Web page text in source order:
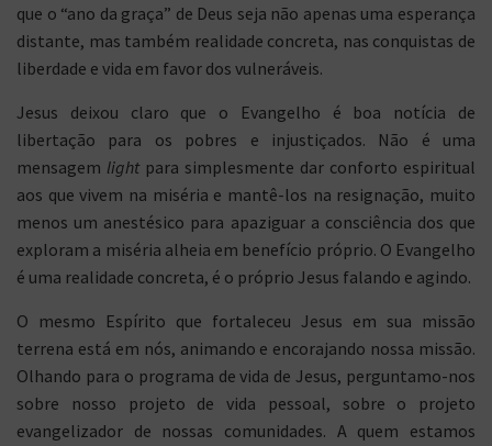
que o “ano da graça” de Deus seja não apenas uma esperança
distante, mas também realidade concreta, nas conquistas de
liberdade e vida em favor dos vulneráveis.
Jesus deixou claro que o Evangelho é boa notícia de
libertação para os pobres e injustiçados. Não é uma
mensagem lightpara simplesmente dar conforto espiritual
aos que vivem na miséria e mantê-los na resignação, muito
menos um anestésico para apaziguar a consciência dos que
exploram a miséria alheia em benefício próprio. O Evangelho
é uma realidade concreta, é o próprio Jesus falando e agindo.
O mesmo Espírito que fortaleceu Jesus em sua missão
terrena está em nós, animando e encorajando nossa missão.
Olhando para o programa de vida de Jesus, perguntamo-nos
sobre nosso projeto de vida pessoal, sobre o projeto
evangelizador de nossas comunidades. A quem estamos